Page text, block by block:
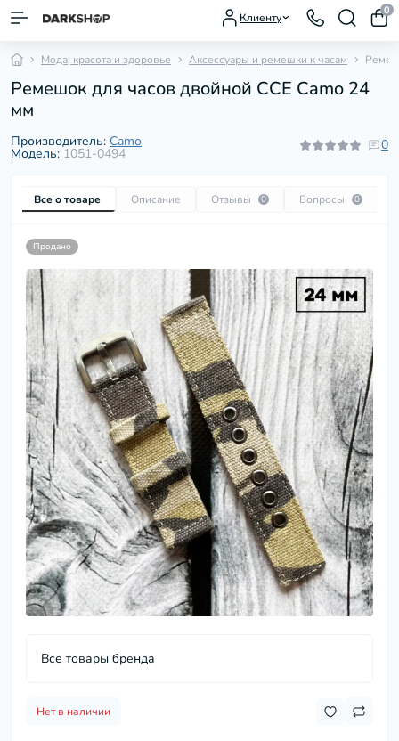
Клиенту
0
Мода, красота и здоровье Аксессуары и ремешки к часам
Ремешок для часов двойной CCE Camo 24
мм
Производитель: Camo
Модель: 1051-0494
0
Все о товаре Описание Отзывы 0 Вопросы 0
Продано
Все товары бренда
Нет в наличии